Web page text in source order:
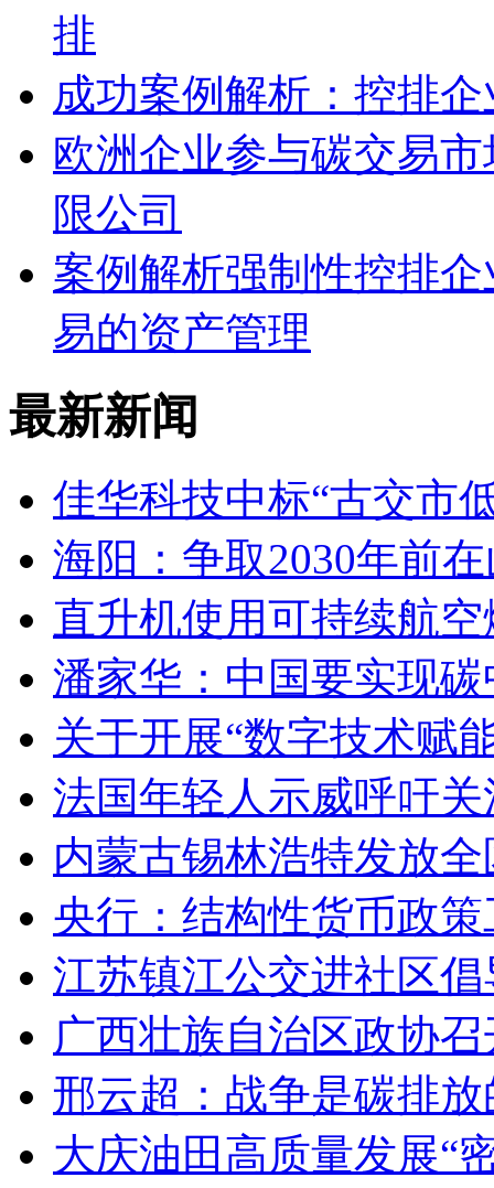
排
成功案例解析：控排
欧洲企业参与碳交易
限公司
案例解析强制性控排
易的资产管理
最新新闻
佳华科技中标“古交市
海阳：争取2030年前
直升机使用可持续航
潘家华：中国要实现
关于开展“数字技术赋
法国年轻人示威呼吁
内蒙古锡林浩特发放
央行：结构性货币政
江苏镇江公交进社区
广西壮族自治区政协
邢云超：战争是碳排
大庆油田高质量发展“